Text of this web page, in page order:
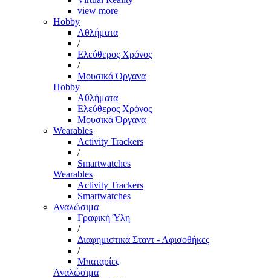
view more
Hobby
Αθλήματα
/
Ελεύθερος Χρόνος
/
Μουσικά Όργανα
Hobby
Αθλήματα
Ελεύθερος Χρόνος
Μουσικά Όργανα
Wearables
Activity Trackers
/
Smartwatches
Wearables
Activity Trackers
Smartwatches
Αναλώσιμα
Γραφική Ύλη
/
Διαφημιστικά Σταντ - Αφισοθήκες
/
Μπαταρίες
Αναλώσιμα